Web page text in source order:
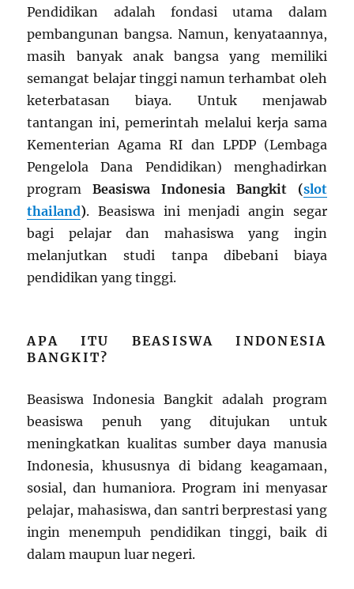
Pendidikan adalah fondasi utama dalam
pembangunan bangsa. Namun, kenyataannya,
masih banyak anak bangsa yang memiliki
semangat belajar tinggi namun terhambat oleh
keterbatasan biaya. Untuk menjawab
tantangan ini, pemerintah melalui kerja sama
Kementerian Agama RI dan LPDP (Lembaga
Pengelola Dana Pendidikan) menghadirkan
programBeasiswa Indonesia Bangkit (slot
thailand). Beasiswa ini menjadi angin segar
bagi pelajar dan mahasiswa yang ingin
melanjutkan studi tanpa dibebani biaya
pendidikan yang tinggi.
APA ITU BEASISWA INDONESIA
BANGKIT?
Beasiswa Indonesia Bangkit adalah program
beasiswa penuh yang ditujukan untuk
meningkatkan kualitas sumber daya manusia
Indonesia, khususnya di bidang keagamaan,
sosial, dan humaniora. Program ini menyasar
pelajar, mahasiswa, dan santri berprestasi yang
ingin menempuh pendidikan tinggi, baik di
dalam maupun luar negeri.